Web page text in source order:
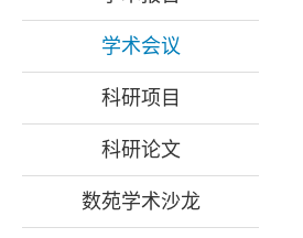
学术会议
科研项目
科研论文
数苑学术沙龙